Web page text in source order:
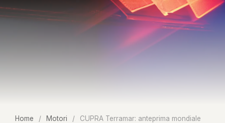
Home / Motori /
CUPRA Terramar: anteprima mondiale